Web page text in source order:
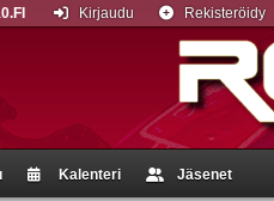
Kalenteri Jäsenet
Kirjaudu Rekisteröidy